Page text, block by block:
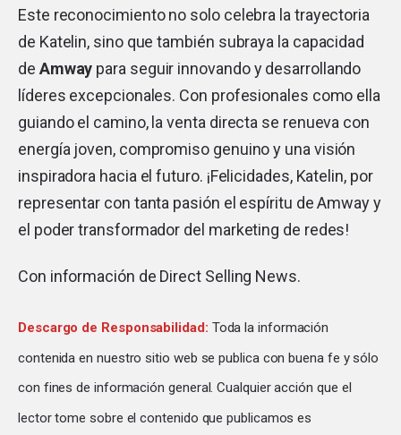
Este reconocimiento no solo celebra la trayectoria
de Katelin, sino que también subraya la capacidad
de Amway para seguir innovando y desarrollando
líderes excepcionales. Con profesionales como ella
guiando el camino, la venta directa se renueva con
energía joven, compromiso genuino y una visión
inspiradora hacia el futuro. ¡Felicidades, Katelin, por
representar con tanta pasión el espíritu de Amway y
el poder transformador del marketing de redes!
Con información de Direct Selling News.
Descargo de Responsabilidad: Toda la información
contenida en nuestro sitio web se publica con buena fe y sólo
con fines de información general. Cualquier acción que el
lector tome sobre el contenido que publicamos es